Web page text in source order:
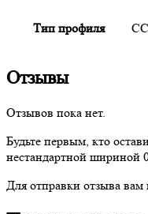
Тип профиля
Отзывы
Отзывов пока нет.
Будьте первым, кто
нестандартной шириной
Для отправки отзыва вам